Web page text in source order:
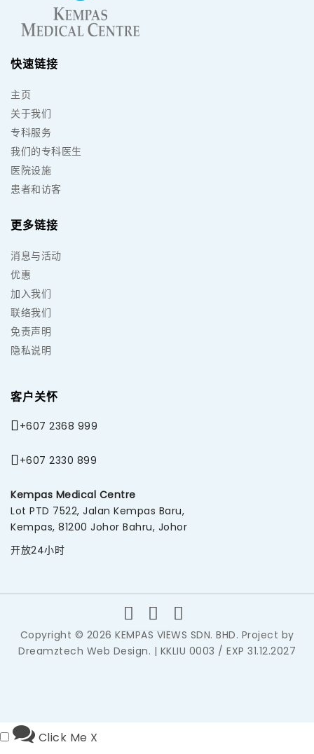
快速链接
主页
关于我们
专科服务
我们的专科医生
医院设施
患者和访客
更多链接
消息与活动
优惠
加入我们
联络我们
免责声明
隐私说明
客户关怀
+607 2368 999
+607 2330 899
Kempas Medical Centre
Lot PTD 7522, Jalan Kempas Baru,
Kempas, 81200 Johor Bahru, Johor
开放24小时
Copyright © 2026 KEMPAS VIEWS SDN. BHD. Project by
Dreamztech Web Design. | KKLIU 0003 / EXP 31.12.2027
Click Me X